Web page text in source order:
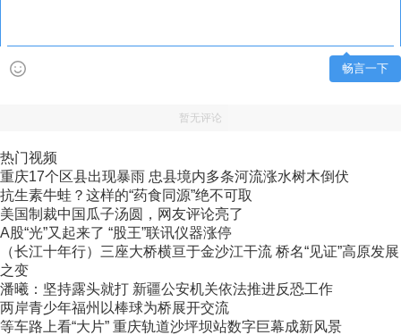
畅言一下
暂无评论
热门视频
重庆17个区县出现暴雨 忠县境内多条河流涨水树木倒伏
抗生素牛蛙？这样的“药食同源”绝不可取
美国制裁中国瓜子汤圆，网友评论亮了
A股“光”又起来了 “股王”联讯仪器涨停
（长江十年行）三座大桥横亘于金沙江干流 桥名“见证”高原发展
之变
潘曦：坚持露头就打 新疆公安机关依法推进反恐工作
两岸青少年福州以棒球为桥展开交流
等车路上看“大片” 重庆轨道沙坪坝站数字巨幕成新风景